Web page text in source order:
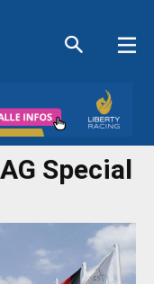
Special